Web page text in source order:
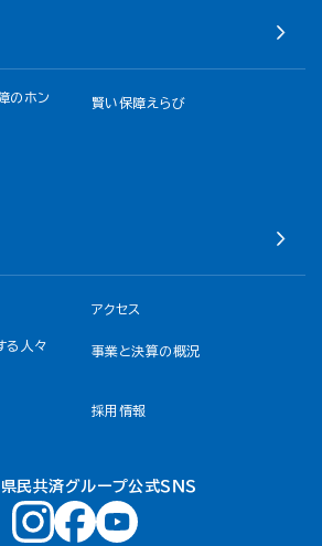
のホン
賢い保障えらび
アクセス
る人々
事業と決算の概況
採用情報
民共済グループ公式ＳＮＳ